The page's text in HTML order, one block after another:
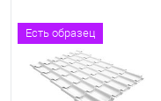
Есть образец